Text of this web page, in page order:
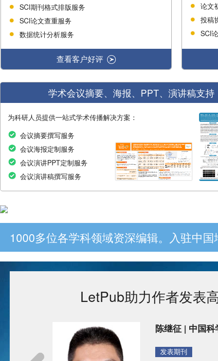
SCI期刊格式排版服务
SCI论文查重服务
数据统计分析服务
查看客户好评
论文
投稿
SCI
学术会议摘要、海报、PPT、演讲稿支持
为科研人员提供一站式学术传播解决方案：
会议摘要撰写服务
会议海报定制服务
会议演讲PPT定制服务
会议演讲稿撰写服务
1000多位各学科领域资深编辑。入驻中
LetPub助力作者发表
陈继征 | 中国
发表期刊